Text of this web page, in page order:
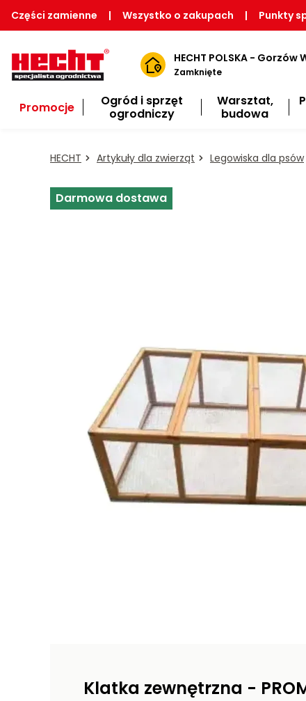
Części zamienne | Wszystko o zakupach | Punkty
HECHT POLSKA - Gorzów
Zamknięte
Promocje
Ogród i sprzęt
ogrodniczy
Warsztat,
budowa
HECHT Artykuły dla zwierząt Legowiska dla psów
Darmowa dostawa
Klatka zewnętrzna -